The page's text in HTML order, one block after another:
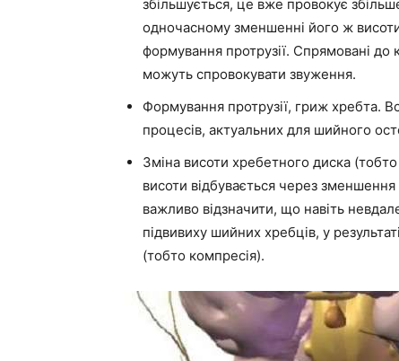
збільшується, це вже провокує
одночасному зменшенні його ж
формування протрузії. Спрямовані до
можуть спровокувати звуження.
Формування протрузії, гриж хребта.
процесів, актуальних для шийного
Зміна висоти хребетного диска
висоти відбувається через
важливо відзначити, що навіть
підвивиху шийних хребців, у
(тобто компресія).